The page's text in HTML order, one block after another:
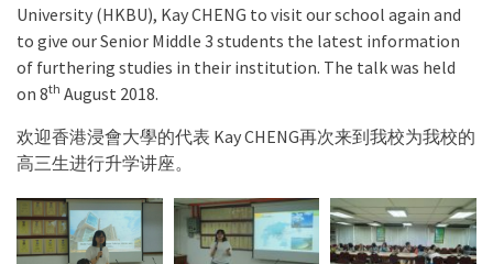
University (HKBU), Kay CHENG to visit our school again and
to give our Senior Middle 3 students the latest information
of furthering studies in their institution. The talk was held
on 8th August 2018.
欢迎香港浸會大學的代表 Kay CHENG再次来到我校为我校的
高三生进行升学讲座。